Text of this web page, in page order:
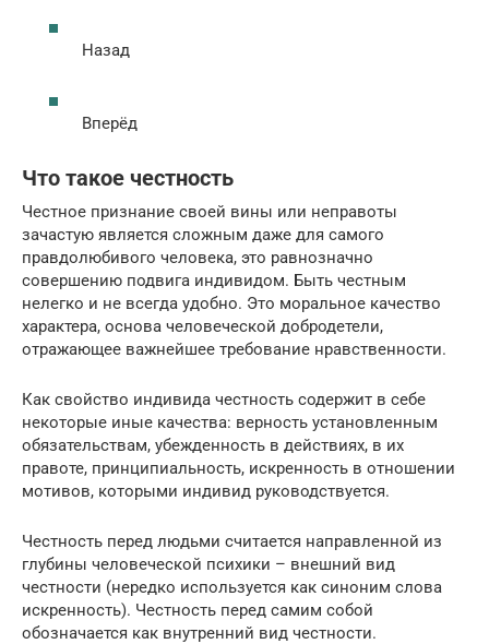
Назад
Вперёд
Что такое честность
Честное признание своей вины или неправоты
зачастую является сложным даже для самого
правдолюбивого человека, это равнозначно
совершению подвига индивидом. Быть честным
нелегко и не всегда удобно. Это моральное качество
характера, основа человеческой добродетели,
отражающее важнейшее требование нравственности.
Как свойство индивида честность содержит в себе
некоторые иные качества: верность установленным
обязательствам, убежденность в действиях, в их
правоте, принципиальность, искренность в отношении
мотивов, которыми индивид руководствуется.
Честность перед людьми считается направленной из
глубины человеческой психики – внешний вид
честности (нередко используется как синоним слова
искренность). Честность перед самим собой
обозначается как внутренний вид честности.